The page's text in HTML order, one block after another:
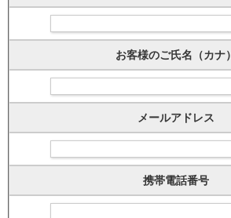
お客様のご氏名（カナ）
メールアドレス
携帯電話番号